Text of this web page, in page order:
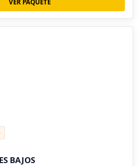
VER PAQUETE
BAJOS